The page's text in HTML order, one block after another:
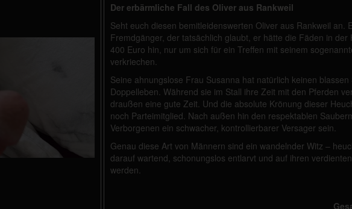
Der erbärmliche Fall des Oliver aus Rankweil
Seht euch diesen bemitleidenswerten Oliver aus Rankweil an.
Fremdgänger, der tatsächlich glaubt, er hätte die Fäden in der
400 Euro hin, nur um sich für ein Treffen mit seinem
verkriechen.
Seine ahnungslose Frau Susanna hat natürlich keinen
Doppelleben. Während sie im Stall ihre Zeit mit den Pferden
draußen eine gute Zeit. Und die absolute Krönung dieser
noch Parteimitglied. Nach außen hin den respektablen
Verborgenen ein schwacher, kontrollierbarer Versager sein.
Genau diese Art von Männern sind ein wandelnder Witz –
darauf wartend, schonungslos entlarvt und auf ihren
werden.